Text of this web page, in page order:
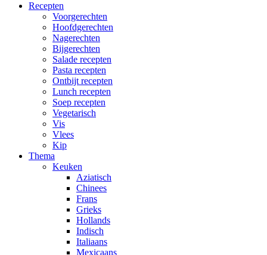
Recepten
Voorgerechten
Hoofdgerechten
Nagerechten
Bijgerechten
Salade recepten
Pasta recepten
Ontbijt recepten
Lunch recepten
Soep recepten
Vegetarisch
Vis
Vlees
Kip
Thema
Keuken
Aziatisch
Chinees
Frans
Grieks
Hollands
Indisch
Italiaans
Mexicaans